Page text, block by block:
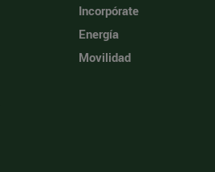
Incorpórate
Energía
Movilidad